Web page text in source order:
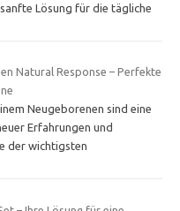
Lösung für die tägliche
Natural Response – Perfekte
Neugeborenen sind eine
Erfahrungen und
der wichtigsten